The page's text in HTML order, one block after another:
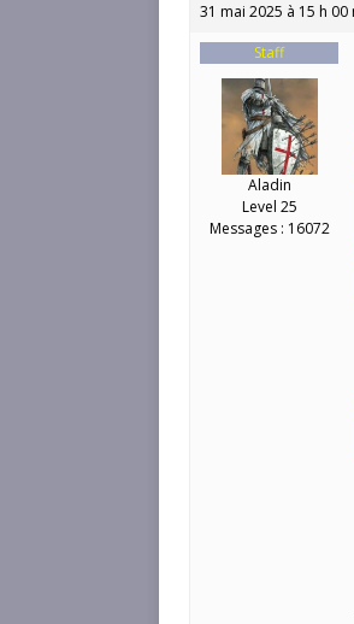
31 mai 2025 à 15 h 00
Staff
Aladin
Level 25
Messages : 16072